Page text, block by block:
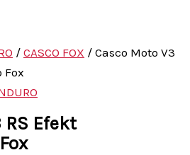
/ CASCO FOX / Casco Moto V3
Fox
RS Efekt